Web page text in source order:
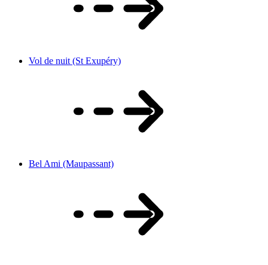
Vol de nuit (St Exupéry)
Bel Ami (Maupassant)